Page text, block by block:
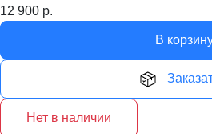
12 900 р.
В
Нет в наличии